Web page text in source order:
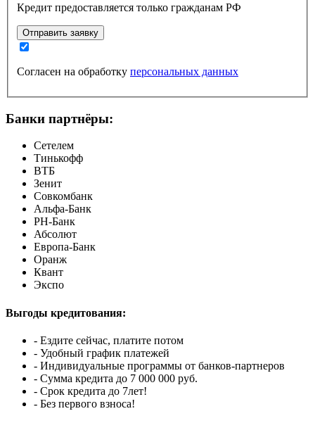
Кредит предоставляется только гражданам РФ
Отправить заявку
Согласен на обработку персональных данных
Банки партнёры:
Сетелем
Тинькофф
ВТБ
Зенит
Совкомбанк
Альфа-Банк
РН-Банк
Абсолют
Европа-Банк
Оранж
Квант
Экспо
Выгоды кредитования:
- Ездите сейчас, платите потом
- Удобный график платежей
- Индивидуальные программы от банков-партнеров
- Сумма кредита до 7 000 000 руб.
- Срок кредита до 7лет!
- Без первого взноса!